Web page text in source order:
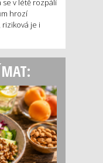
se v létě rozpálí
hrozí
je i